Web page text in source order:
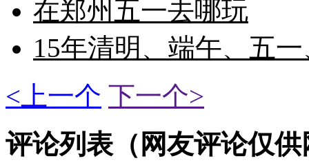
在郑州五一去哪玩
15年清明、端午、五
<上一个 下一个>
评论列表（网友评论仅